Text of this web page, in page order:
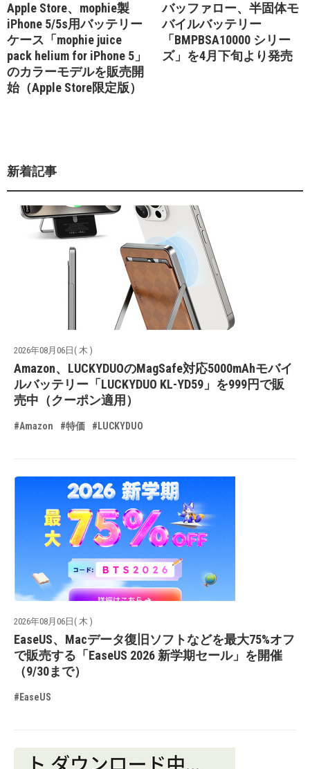
Apple Store、mophie製
iPhone 5/5s用バッテリー
ケース「mophie juice
pack helium for iPhone 5」
のカラーモデルを販売開
始（Apple Store限定版）
バッファロー、半固体モ
バイルバッテリー
「BMPBSA10000 シリー
ズ」を4月下旬より発売
新着記事
2026年08月06日( 木 )
Amazon、LUCKYDUOのMagSafe対応5000mAhモバイ
ルバッテリー「LUCKYDUO KL-YD59」を999円で販
売中（クーポン適用）
#Amazon #特価 #LUCKYDUO
2026年08月06日( 木 )
EaseUS、Macデータ復旧ソフトなどを最大75%オフ
で販売する「EaseUS 2026 新学期セール」を開催
（9/30まで）
#EaseUS